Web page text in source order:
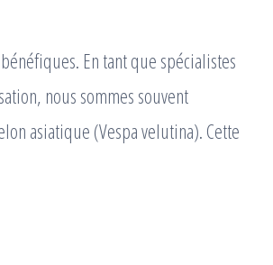
En tant que spécialistes
nous sommes souvent
asiatique (Vespa velutina). Cette